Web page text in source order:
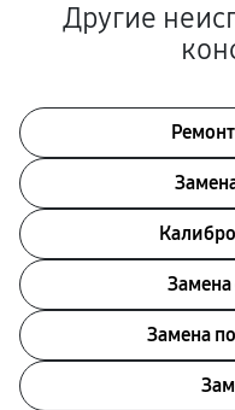
Другие
Замена